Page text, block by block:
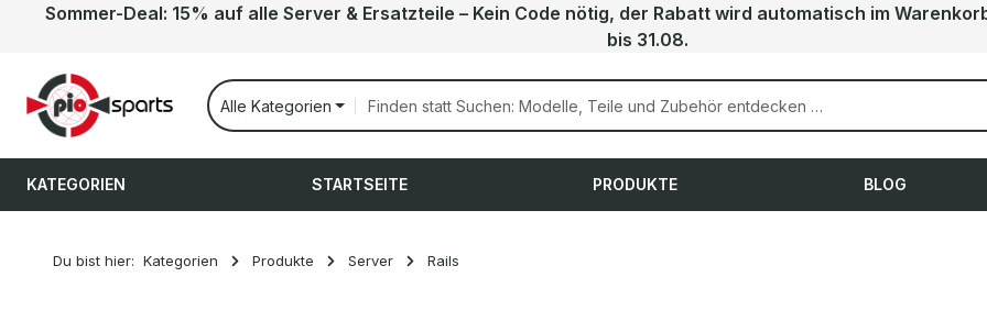
Hauptinhalt springen
Zur Suche springen
Zur Hauptnavigation springen
Sommer-Deal: 15% auf alle Server & Ersatzteile – Kein Code nötig, der Rabatt wird automatisch im
bis 31.08.
Alle Kategorien
KATEGORIEN STARTSEITE PRODUKTE BLOG
Du bist hier: Kategorien Produkte Server Rails